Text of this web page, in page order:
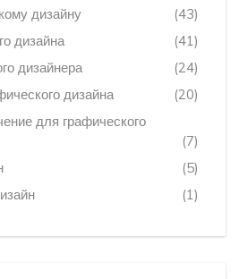
дизайну
(43)
дизайна
(41)
дизайнера
(24)
дизайна
(20)
для графического
(7)
(5)
(1)